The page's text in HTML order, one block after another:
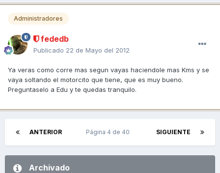
Administradores
fededb
Publicado 22 de Mayo del 2012
Ya veras como corre mas segun vayas haciendole mas Kms y se
vaya soltando el motorcito que tiene, que es muy bueno.
Preguntaselo a Edu y te quedas tranquilo.
ANTERIOR SIGUIENTE
Página 4 de 40
Archivado